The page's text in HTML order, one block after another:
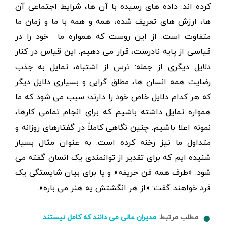
کرده اند. داده های رسیده با آن ها، شرایط اجتماعی آن
ها، ارزش های تعریف شده، همه و همه با ما و زمان ما
متفاوت است. از این روست که همواره ما خود را در
قیاسی از پایه نادرست، قرار می دهیم. این قیاس در کنار
دلایل دیگری از جمله: ترس از اشتباه، تمایل به جذب
رضایت همه انسان ها، مطلق گرایی و بسیاری دلایل دیگر
که هر کدام دلایل خاص خود را دارند؛ سبب می شود که ما
همواره تمایل داشته باشیم که برای انجام تمامی کارها،
نمونه اعلا باشیم. چنین نگاهی کاملاً در گفتارهای روزانه و
متداول ما نیز رخنه کرده است. به عنوان مثال بسیار
شنیده ایم که برای تقدیر از توانمندی یک انسان گفته می
شود: «طرف همه فن حریفه» و یا برای بیان شایستگی یک
فرد خواهند گفت: «از هر انگشتش یه هنر می باره».
مطلب مرتبط: مدیران عالی می دانند که کامل نیستند